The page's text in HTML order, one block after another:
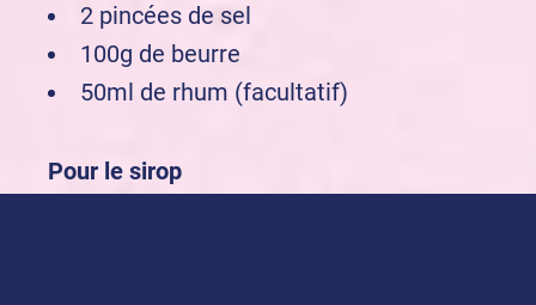
2 pincées de sel
100g de beurre
50ml de rhum (facultatif)
Pour le sirop